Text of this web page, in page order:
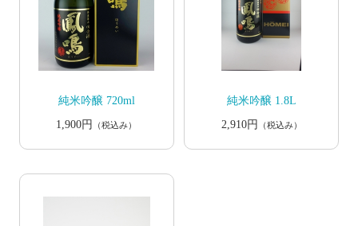
純米吟醸 720ml
1,900円
（税込み）
純米吟醸 1.8L
2,910円
（税込み）